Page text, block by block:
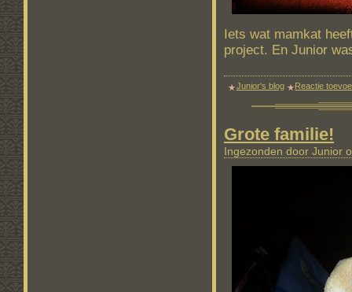
Iets wat mamkat
project. En Junior
Junior's blog Reactie
Grote familie!
Ingezonden door Junior